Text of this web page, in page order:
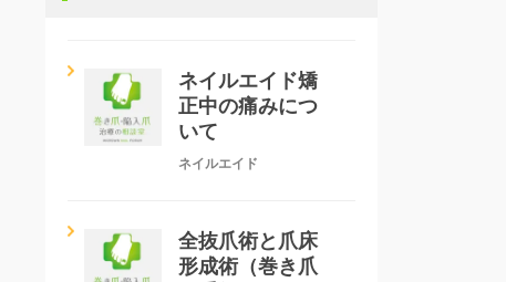
ネイルエイド矯
正中の痛みにつ
いて
ネイルエイド
全抜爪術と爪床
形成術（巻き爪